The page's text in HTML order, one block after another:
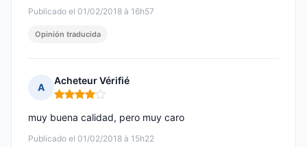
Publicado el 01/02/2018 à 16h57
Opinión traducida
A
Acheteur Vérifié
Nota: 4 de 5
Publicado el 01/02/2018 à 15h22
muy buena calidad, pero muy caro